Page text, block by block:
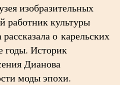
изобразительных
работник культуры
о карельских
годы. Историк
Дианова
моды эпохи.